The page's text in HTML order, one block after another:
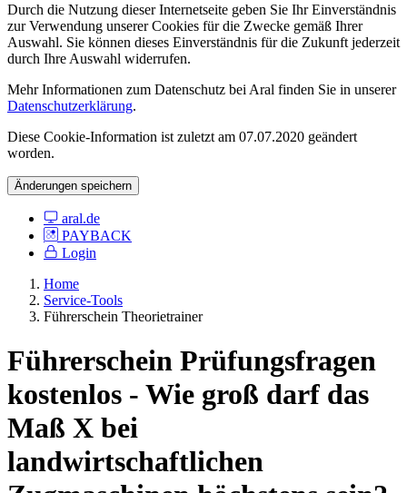
Durch die Nutzung dieser Internetseite geben Sie Ihr Einverständnis
zur Verwendung unserer Cookies für die Zwecke gemäß Ihrer
Auswahl. Sie können dieses Einverständnis für die Zukunft jederzeit
durch Ihre Auswahl widerrufen.
Mehr Informationen zum Datenschutz bei Aral finden Sie in unserer
Datenschutzerklärung.
Diese Cookie-Information ist zuletzt am 07.07.2020 geändert
worden.
Änderungen speichern
aral.de
PAYBACK
Login
Home
Service-Tools
Führerschein Theorietrainer
Führerschein Prüfungsfragen
kostenlos - Wie groß darf das
Maß X bei
landwirtschaftlichen